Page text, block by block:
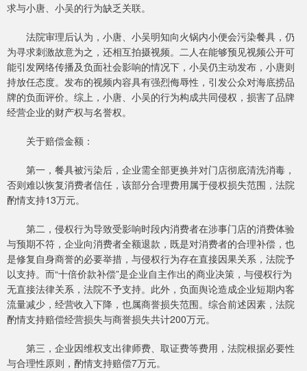
求与小唐、小吴的行为缺乏关联。
法院审理后认为，小唐、小吴明知向火锅内小便会污染餐具，仍
为寻求刺激故意为之，还相互拍摄视频。二人在能够预见视频公开可
能引发网络传播及负面社会影响的情况下，小吴仍主动发布，小唐则
持放任态度。发布的视频内容具有强烈侮辱性，引发公众对海底捞品
牌的负面评价。综上，小唐、小吴的行为构成共同侵权，损害了品牌
经营企业的财产权与名誉权。
关于赔偿金额：
第一，餐具被污染后，企业需全部更换并对门店彻底清洗消毒，
否则难以恢复消费者信任，该部分合理费用属于侵权损失范围，法院
酌情支持13万元。
第二，侵权行为导致受影响时段内消费者在涉事门店的消费体验
与预期不符，企业向消费者全额退款，既是对消费者的合理补偿，也
是修复自身商誉的必要举措，与侵权行为存在直接因果关系，法院予
以支持。而“十倍价款补偿”是企业自主作出的商业决策，与侵权行为
无直接法律关系，法院不予支持。此外，负面舆论造成企业短期内客
流量减少，经营收入下降，也属商誉损失范围。综合前述因素，法院
酌情支持赔偿经营损失与商誉损失共计200万元。
第三，企业因维权支出律师费、取证费等费用，法院根据必要性
与合理性原则，酌情支持赔偿7万元。